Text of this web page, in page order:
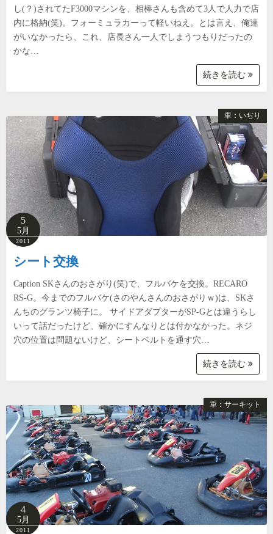
し(？)されてたF3000マシンを、相棒さんも含めて3人で人力で店
内に格納(笑)。フォーミュラカーって軽いねえ。とは言え、俺達
がいなかったら、これ、店長さん一人でしまうつもりだったの
かな…
続きを読む
車：いぢり
5
5月
2011
シート交換
Caption SKさんのおさがり(笑)で、フルバケを交換。RECARO
RS-G。今までのフルバケ(さのやんさんのおさがりｗ)は、SKさ
んちのグランツ椅子に。 サイドアダプターがSP-Gとは違うらし
いって話だったけど、確かにすんなりとは付かなかった。ネジ
穴の位置は問題ないけど、シートベルトを通す穴…
続きを読む
車：サーキット
4
5月
2011